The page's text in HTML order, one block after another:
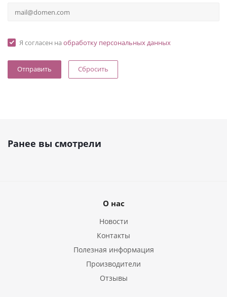
Я согласен на обработку персональных данных
Сбросить
Ранее вы смотрели
О нас
Новости
Контакты
Полезная информация
Производители
Отзывы